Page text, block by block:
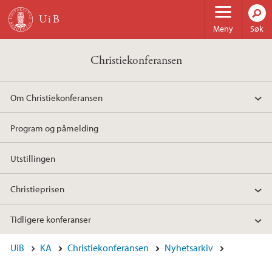
Hopp til hovedinnhold
Meny Søk
Christiekonferansen
Om Christiekonferansen
Program og påmelding
Utstillingen
Christieprisen
Tidligere konferanser
UiB KA Christiekonferansen
Nyhetsarkiv